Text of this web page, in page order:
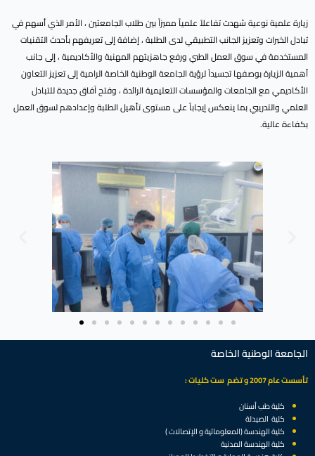
زيارة علمية نوعية شهدت تفاعلاً علمياً مميزاً بين طلاب الجامعتين ، الأمر الذي أسهم في
تبادل الخبرات وتعزيز الجانب التطبيقي لدى الطلبة ، إضافة إلى تعريفهم بأحدث التقنيات
المستخدمة في سوق العمل الطبي ورفع جاهزيتهم المهنية والأكاديمية ، إلى جانب
أهمية الزيارة بوصفها تجسيداً لرؤية الجامعة الوطنية الخاصة الرامية إلى تعزيز التعاون
الأكاديمي مع الجامعات والمؤسسات التعليمية الرائدة ، وفتح آفاق جديدة للتبادل
العلمي والتدريبي بما ينعكس إيجاباً على مستوى تأهيل الطلبة وإعدادهم لسوق العمل
بكفاءة عالية.
الجامعة الوطنية الخاصة
تأسست عام 2007 و تضم ست كليات :
كلية طب أسنان
كلية الصيدلة
كلية الهندسة (المعلوماتية و الإتصالات )
كلية الهندسة المدنية